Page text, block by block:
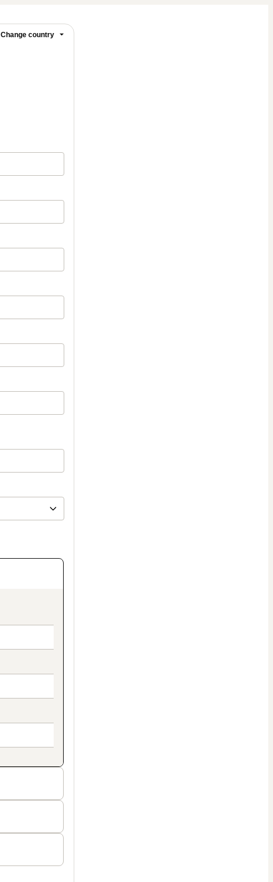
Change country